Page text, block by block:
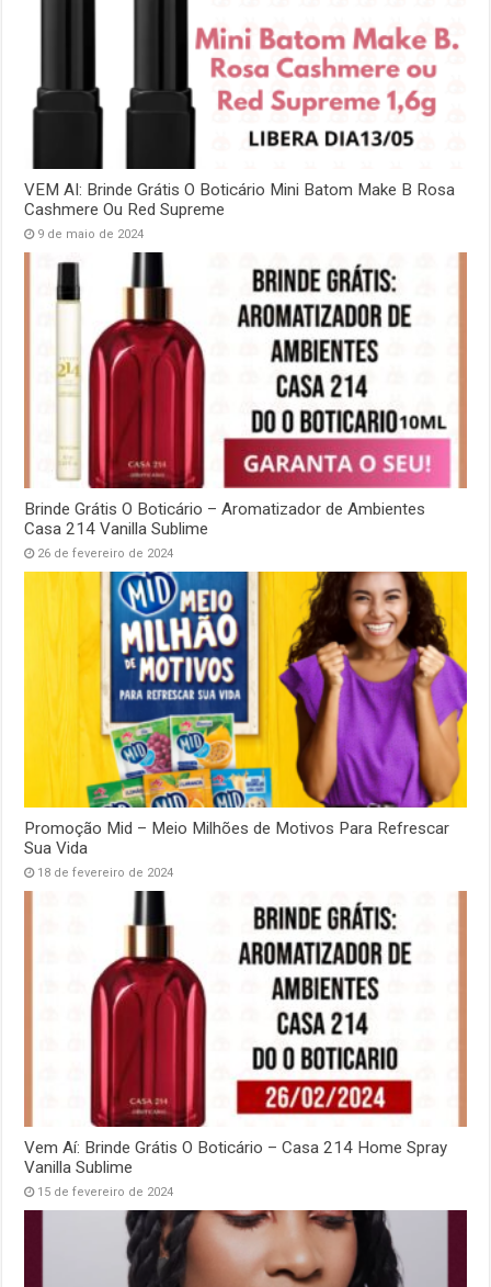
VEM AI: Brinde Grátis O Boticário Mini Batom Make B Rosa
Cashmere Ou Red Supreme
9 de maio de 2024
Brinde Grátis O Boticário – Aromatizador de Ambientes
Casa 214 Vanilla Sublime
26 de fevereiro de 2024
Promoção Mid – Meio Milhões de Motivos Para Refrescar
Sua Vida
18 de fevereiro de 2024
Vem Aí: Brinde Grátis O Boticário – Casa 214 Home Spray
Vanilla Sublime
15 de fevereiro de 2024